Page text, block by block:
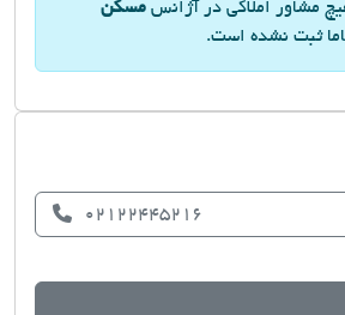
مشاور املاکی در آژانس مسکن
ثبت نشده است.
02122445216